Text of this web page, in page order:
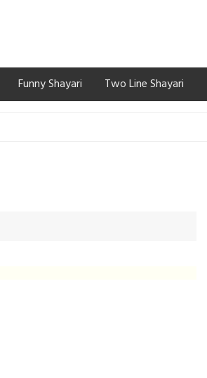
Funny Shayari Two Line Shayari